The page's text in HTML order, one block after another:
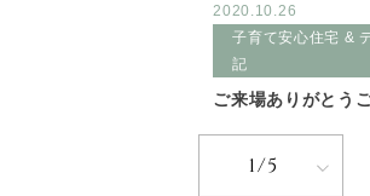
2020.10.26
子育て安心住宅 &
記
ご来場ありがとう
1/5